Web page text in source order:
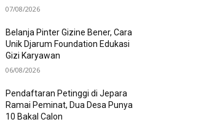
07/08/2026
Belanja Pinter Gizine Bener, Cara
Unik Djarum Foundation Edukasi
Gizi Karyawan
06/08/2026
Pendaftaran Petinggi di Jepara
Ramai Peminat, Dua Desa Punya
10 Bakal Calon